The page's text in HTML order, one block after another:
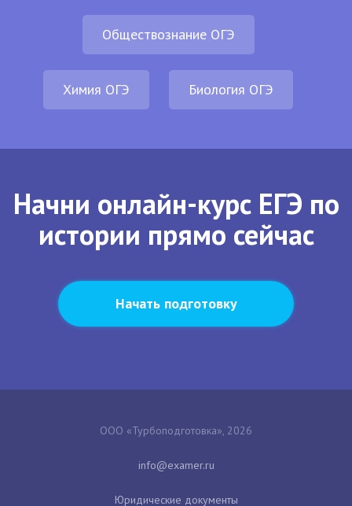
Обществознание ОГЭ
Химия ОГЭ Биология ОГЭ
Начни онлайн-курс ЕГЭ по
истории прямо сейчас
Начать подготовку
ООО «Турбоподготовка», 2026
Юридические документы